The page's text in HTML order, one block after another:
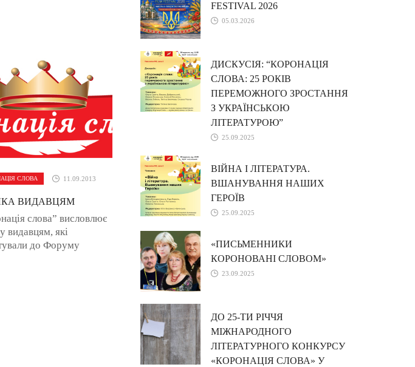
СЛОВА 11.09.2013
ВИДАВЦЯМ
слова” висловлює
видавцям, які
до Форуму
FESTIVAL 2026
05.03.2026
ДИСКУСІЯ: “КОРОНАЦІЯ
СЛОВА: 25 РОКІВ
ПЕРЕМОЖНОГО ЗРОСТАННЯ
З УКРАЇНСЬКОЮ
ЛІТЕРАТУРОЮ”
25.09.2025
ВІЙНА І ЛІТЕРАТУРА.
ВШАНУВАННЯ НАШИХ
ГЕРОЇВ
25.09.2025
«ПИСЬМЕННИКИ
КОРОНОВАНІ СЛОВОМ»
23.09.2025
ДО 25-ТИ РІЧЧЯ
МІЖНАРОДНОГО
ЛІТЕРАТУРНОГО КОНКУРСУ
«КОРОНАЦІЯ СЛОВА» У